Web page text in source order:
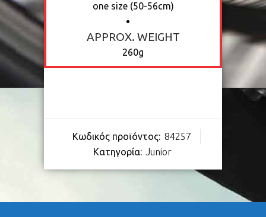
one size (50-56cm)
APPROX. WEIGHT
260g
Κωδικός προϊόντος: 84257
Κατηγορία: Junior